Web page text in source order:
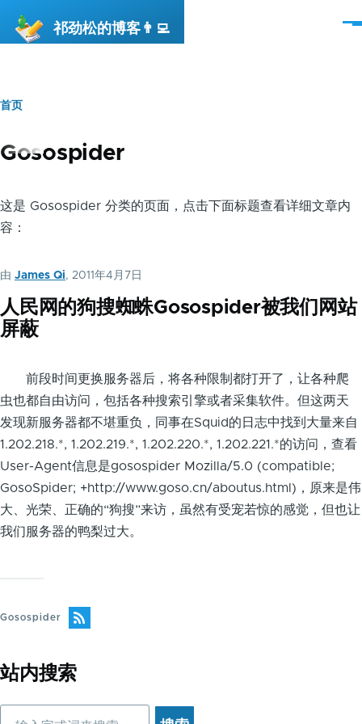
祁劲松的博客👨‍💻
菜
面
包
首页
Gosospider
这是 Gosospider 分类的页面，点击下面标题查看详细文章内
容：
由 James Qi, 2011年4月7日
人民网的狗搜蜘蛛Gosospider被我们网站
屏蔽
前段时间更换服务器后，将各种限制都打开了，让各种爬
虫也都自由访问，包括各种搜索引擎或者采集软件。但这两天
发现新服务器都不堪重负，同事在Squid的日志中找到大量来自
1.202.218.*, 1.202.219.*, 1.202.220.*, 1.202.221.*的访问，查看
User-Agent信息是gosospider Mozilla/5.0 (compatible;
GosoSpider; +http://www.goso.cn/aboutus.html)，原来是伟
大、光荣、正确的“狗搜”来访，虽然有受宠若惊的感觉，但也让
我们服务器的鸭梨过大。
Gosospider
站内搜索